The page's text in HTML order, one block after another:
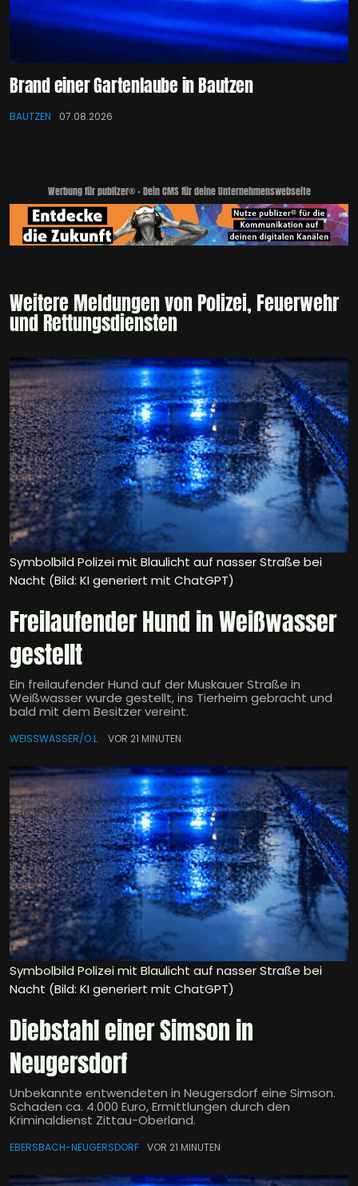
Brand einer Gartenlaube in Bautzen
BAUTZEN 07.08.2026
Werbung für publizer® - Dein CMS für deine Unternehmenswebseite
Weitere Meldungen von Polizei, Feuerwehr
und Rettungsdiensten
Symbolbild Polizei mit Blaulicht auf nasser Straße bei
Nacht (Bild: KI generiert mit ChatGPT)
Freilaufender Hund in Weißwasser
gestellt
Ein freilaufender Hund auf der Muskauer Straße in
Weißwasser wurde gestellt, ins Tierheim gebracht und
bald mit dem Besitzer vereint.
WEISSWASSER/O.L. VOR 21 MINUTEN
Symbolbild Polizei mit Blaulicht auf nasser Straße bei
Nacht (Bild: KI generiert mit ChatGPT)
Diebstahl einer Simson in
Neugersdorf
Unbekannte entwendeten in Neugersdorf eine Simson.
Schaden ca. 4.000 Euro, Ermittlungen durch den
Kriminaldienst Zittau-Oberland.
EBERSBACH-NEUGERSDORF VOR 21 MINUTEN